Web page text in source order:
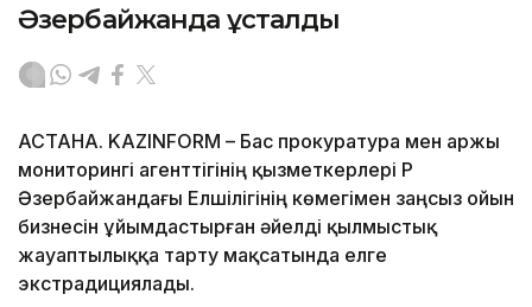
Әзербайжанда ұсталды
АСТАНА. KAZINFORM – Бас прокуратура мен Қаржы
мониторингі агенттігінің қызметкерлері ҚР
Әзербайжандағы Елшілігінің көмегімен заңсыз ойын
бизнесiн ұйымдастырған әйелді қылмыстық
жауаптылыққа тарту мақсатында елге
экстрадициялады.